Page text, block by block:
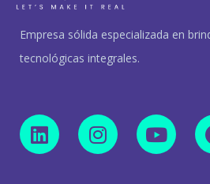
Empresa sólida especializada en
tecnológicas integrales.